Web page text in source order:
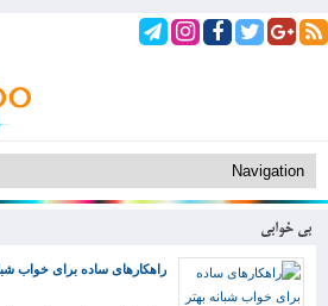
بی خوابی
راهکارهای ساده برای خواب